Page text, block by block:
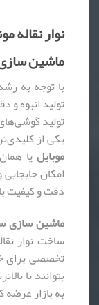
نوار نقاله
ماشین
با توجه به
تولید انبوه و
تولید
یکی از
موبایلیا همان
امکان
دقت و کیفیت
ماشین سازی
ساخت نوار
تخصصی برای
بتوانند با
به بازار عرضه